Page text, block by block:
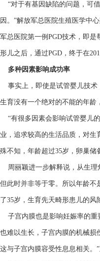
“对于有基因缺陷的问题，可
因。”解放军总医院生殖医学中
军总医院第一例PGD技术，即是
形儿之后，通过PGD，终于在
多种因素影响成功率
事实上，即使是试管婴儿技术
生育没有一个绝对的不能的年龄
“有很多因素会影响试管婴儿
业，追求较高的生活品质，对
殊不知，年龄超过35岁，卵巢
周丽颖进一步解释说，从生理
但此时并非等于零。所以年龄不
了35岁，生育先天畸形患儿的风
子宫内膜也是影响妊娠率的重
也难以生长，子宫内膜的机械
这与子宫内膜容受性息息相关。